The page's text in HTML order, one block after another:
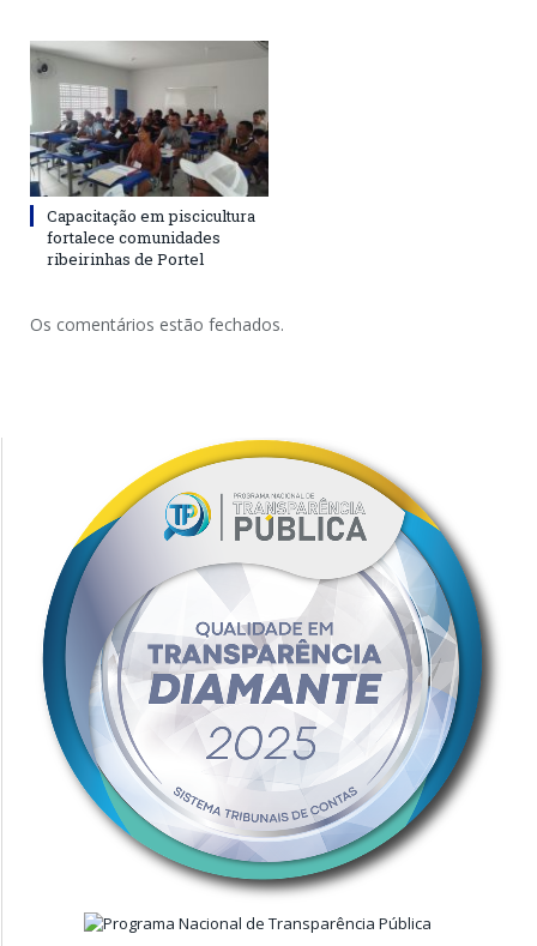
Capacitação em piscicultura
fortalece comunidades
ribeirinhas de Portel
Os comentários estão fechados.